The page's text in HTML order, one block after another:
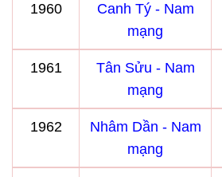
1960
Canh Tý - Nam
mạng
1961
Tân Sửu - Nam
mạng
1962
Nhâm Dần - Nam
mạng